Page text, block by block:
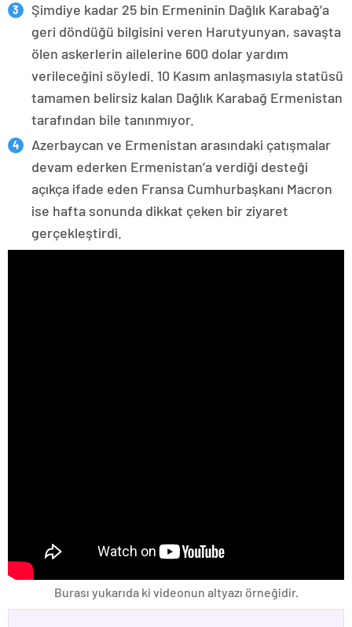
Şimdiye kadar 25 bin Ermeninin Dağlık Karabağ’a
geri döndüğü bilgisini veren Harutyunyan, savaşta
ölen askerlerin ailelerine 600 dolar yardım
verileceğini söyledi. 10 Kasım anlaşmasıyla statüsü
tamamen belirsiz kalan Dağlık Karabağ Ermenistan
tarafından bile tanınmıyor.
Azerbaycan ve Ermenistan arasındaki çatışmalar
devam ederken Ermenistan’a verdiği desteği
açıkça ifade eden Fransa Cumhurbaşkanı Macron
ise hafta sonunda dikkat çeken bir ziyaret
gerçekleştirdi.
Burası yukarıda ki videonun altyazı örneğidir.